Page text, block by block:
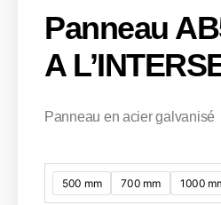
Panneau
A
Panneau en acier galvanisé
500 mm 700 mm 1000